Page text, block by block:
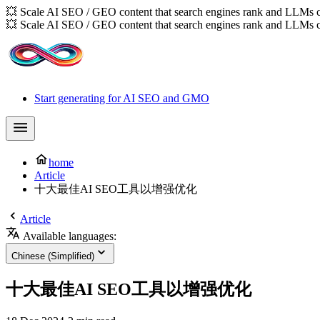
💥 Scale AI SEO / GEO content that search engines rank and LLMs
💥 Scale AI SEO / GEO content that search engines rank and LLMs
Start generating for AI SEO and GMO
home
Article
十大最佳AI SEO工具以增强优化
Article
Available languages:
Chinese (Simplified)
十大最佳AI SEO工具以增强优化